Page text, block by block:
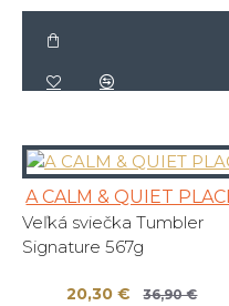
A CALM & QUIET
Veľká sviečka Tumbler
Signature 567g
20,30 € 36,90 €